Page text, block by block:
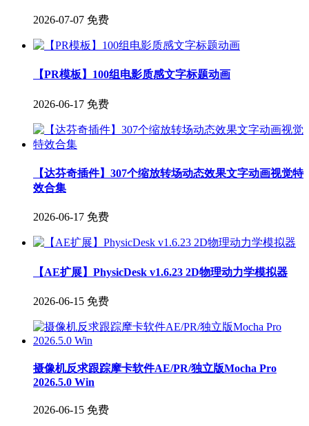
2026-07-07 免费
【PR模板】100组电影质感文字标题动画
2026-06-17 免费
【达芬奇插件】307个缩放转场动态效果文字动画视觉特
效合集
2026-06-17 免费
【AE扩展】PhysicDesk v1.6.23 2D物理动力学模拟器
2026-06-15 免费
摄像机反求跟踪摩卡软件AE/PR/独立版Mocha Pro
2026.5.0 Win
2026-06-15 免费